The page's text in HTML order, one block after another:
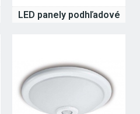
LED panely podhľadové